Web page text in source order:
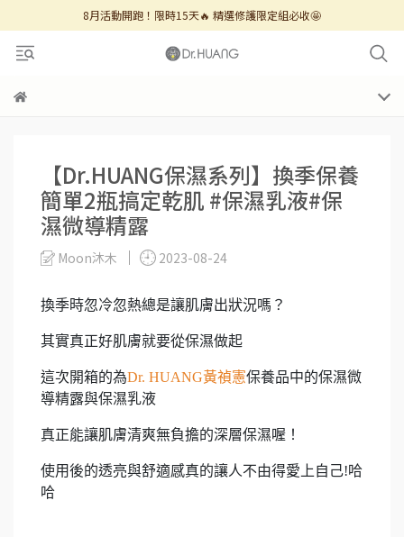
8月活動開跑！限時15天🔥 精選修護限定組必收🤩
【Dr.HUANG保濕系列】換季保養
簡單2瓶搞定乾肌 #保濕乳液#保
濕微導精露
Moon沐木 2023-08-24
換季時忽冷忽熱總是讓肌膚出狀況嗎？
其實真正好肌膚就要從保濕做起
這次開箱的為Dr. HUANG黃禎憲保養品中的保濕微
導精露與保濕乳液
真正能讓肌膚清爽無負擔的深層保濕喔！
使用後的透亮與舒適感真的讓人不由得愛上自己!哈
哈